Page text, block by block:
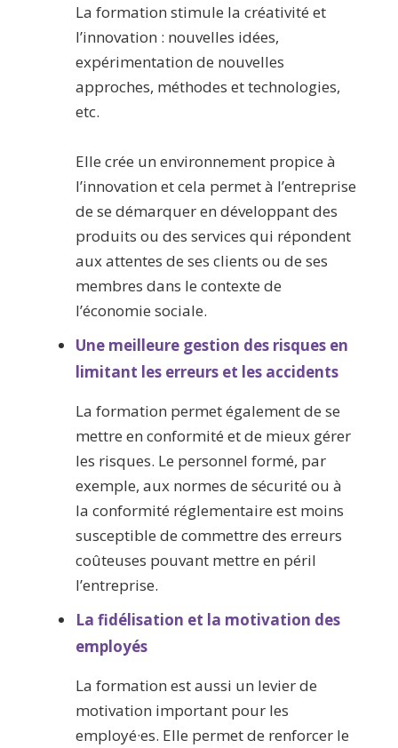
La formation stimule la créativité et
l’innovation : nouvelles idées,
expérimentation de nouvelles
approches, méthodes et technologies,
etc.
Elle crée un environnement propice à
l’innovation et cela permet à l’entreprise
de se démarquer en développant des
produits ou des services qui répondent
aux attentes de ses clients ou de ses
membres dans le contexte de
l’économie sociale.
Une meilleure gestion des risques en
limitant les erreurs et les accidents
La formation permet également de se
mettre en conformité et de mieux gérer
les risques. Le personnel formé, par
exemple, aux normes de sécurité ou à
la conformité réglementaire est moins
susceptible de commettre des erreurs
coûteuses pouvant mettre en péril
l’entreprise.
La fidélisation et la motivation des
employés
La formation est aussi un levier de
motivation important pour les
employé·es. Elle permet de renforcer le